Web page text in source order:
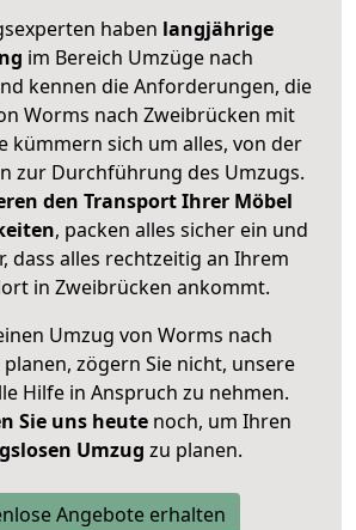
haben langjährige
im Bereich Umzüge nach
kennen die Anforderungen, die
Worms nach Zweibrücken mit
kümmern sich um alles, von der
zur Durchführung des Umzugs.
den Transport Ihrer Möbel
, packen alles sicher ein und
dass alles rechtzeitig an Ihrem
in Zweibrücken ankommt.
Umzug von Worms nach
zögern Sie nicht, unsere
Hilfe in Anspruch zu nehmen.
Sie uns heutenoch, um Ihren
Umzug zu planen.
Angebote erhalten